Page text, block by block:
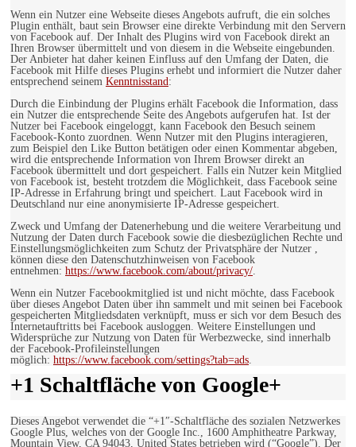
Wenn ein Nutzer eine Webseite dieses Angebots aufruft, die ein solches
Plugin enthält, baut sein Browser eine direkte Verbindung mit den Servern
von Facebook auf. Der Inhalt des Plugins wird von Facebook direkt an
Ihren Browser übermittelt und von diesem in die Webseite eingebunden.
Der Anbieter hat daher keinen Einfluss auf den Umfang der Daten, die
Facebook mit Hilfe dieses Plugins erhebt und informiert die Nutzer daher
entsprechend seinem Kenntnisstand:
Durch die Einbindung der Plugins erhält Facebook die Information, dass
ein Nutzer die entsprechende Seite des Angebots aufgerufen hat. Ist der
Nutzer bei Facebook eingeloggt, kann Facebook den Besuch seinem
Facebook-Konto zuordnen. Wenn Nutzer mit den Plugins interagieren,
zum Beispiel den Like Button betätigen oder einen Kommentar abgeben,
wird die entsprechende Information von Ihrem Browser direkt an
Facebook übermittelt und dort gespeichert. Falls ein Nutzer kein Mitglied
von Facebook ist, besteht trotzdem die Möglichkeit, dass Facebook seine
IP-Adresse in Erfahrung bringt und speichert. Laut Facebook wird in
Deutschland nur eine anonymisierte IP-Adresse gespeichert.
Zweck und Umfang der Datenerhebung und die weitere Verarbeitung und
Nutzung der Daten durch Facebook sowie die diesbezüglichen Rechte und
Einstellungsmöglichkeiten zum Schutz der Privatsphäre der Nutzer ,
können diese den Datenschutzhinweisen von Facebook
entnehmen: https://www.facebook.com/about/privacy/.
Wenn ein Nutzer Facebookmitglied ist und nicht möchte, dass Facebook
über dieses Angebot Daten über ihn sammelt und mit seinen bei Facebook
gespeicherten Mitgliedsdaten verknüpft, muss er sich vor dem Besuch des
Internetauftritts bei Facebook ausloggen. Weitere Einstellungen und
Widersprüche zur Nutzung von Daten für Werbezwecke, sind innerhalb
der Facebook-Profileinstellungen
möglich: https://www.facebook.com/settings?tab=ads.
+1 Schaltfläche von Google+
Dieses Angebot verwendet die “+1″-Schaltfläche des sozialen Netzwerkes
Google Plus, welches von der Google Inc., 1600 Amphitheatre Parkway,
Mountain View, CA 94043, United States betrieben wird (“Google”). Der